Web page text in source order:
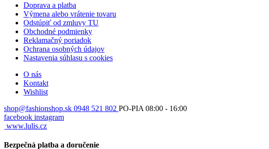
Doprava a platba
Výmena alebo vrátenie tovaru
Odstúpiť od zmluvy TU
Obchodné podmienky
Reklamačný poriadok
Ochrana osobných údajov
Nastavenia súhlasu s cookies
O nás
Kontakt
Wishlist
shop@fashionshop.sk 0948 521 802 PO-PIA 08:00 - 16:00
facebook instagram
www.lulis.cz
Bezpečná platba a doručenie